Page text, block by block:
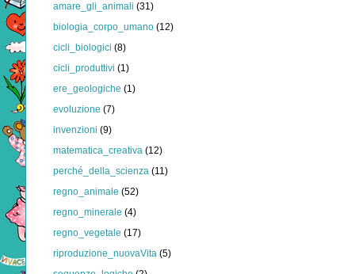
amare_gli_animali (31)
biologia_corpo_umano (12)
cicli_biologici (8)
cicli_produttivi (1)
ere_geologiche (1)
evoluzione (7)
invenzioni (9)
matematica_creativa (12)
perché_della_scienza (11)
regno_animale (52)
regno_minerale (4)
regno_vegetale (17)
riproduzione_nuovaVita (5)